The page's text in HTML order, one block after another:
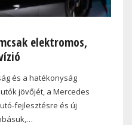
elektromos,
és a hatékonyság
jövőjét, a Mercedes
fejlesztésre és új